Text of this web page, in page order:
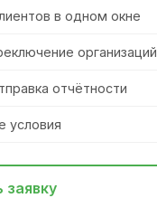
в одном окне
организаций
отчётности
условия
заявку